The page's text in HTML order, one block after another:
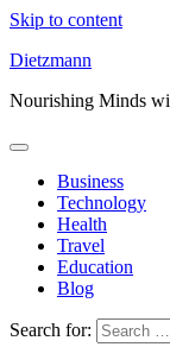
Skip to content
Dietzmann
Nourishing Minds
Business
Technology
Health
Travel
Education
Blog
Search for: